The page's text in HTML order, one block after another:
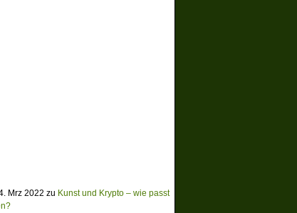
Mrz 2022 zu Kunst und Krypto – wie passt